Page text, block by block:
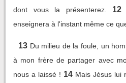
dont vous la présenterez.
12
enseignera à l'instant même ce
13 Du milieu de la foule, un
à mon frère de partager avec
nous a laissé ! 14 Mais Jésus lui